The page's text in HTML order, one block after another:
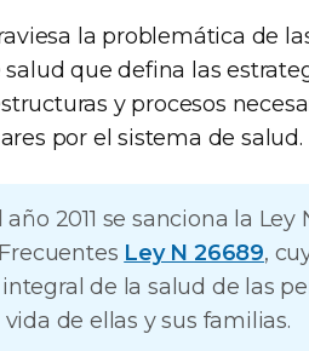
la problemática de
que defina las
y procesos
por el sistema de salud.
2011 se sanciona la Ley
Ley N 26689,
de la salud de las
de ellas y sus familias.